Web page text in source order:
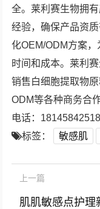
全。莱利赛生物拥
经验，确保产品资
化OEM/ODM方案
时间和成本。莱利
销售白细胞提取物
ODM等各种商务合
电话：18145842518
标签：
敏感肌
上一篇